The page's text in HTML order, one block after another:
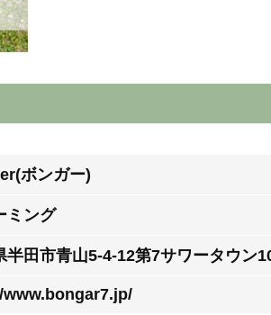
ボンガー)
ミング
半田市青山5-4-12第7サワータウン
www.bongar7.jp/